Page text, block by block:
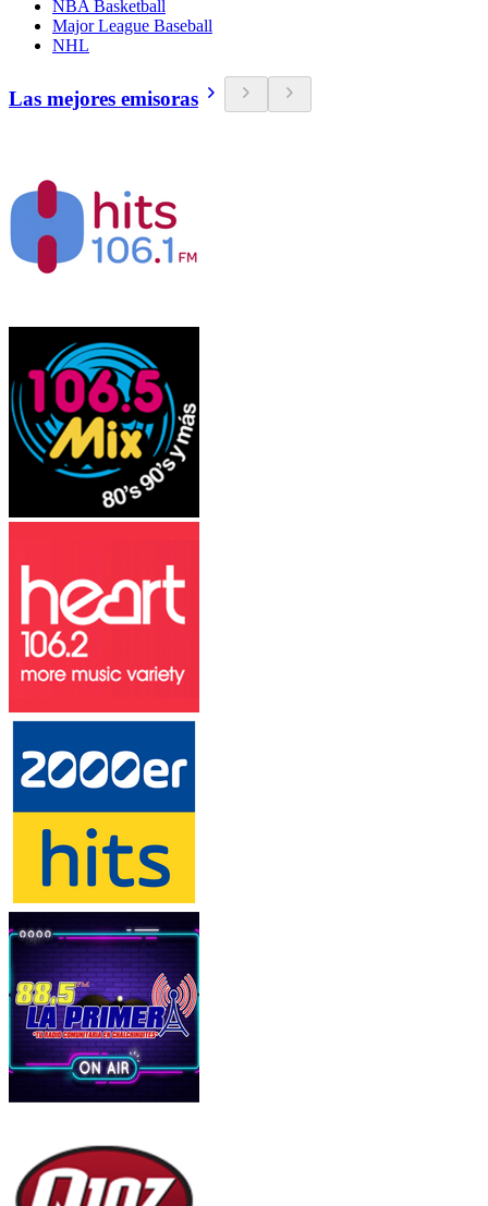
NBA Basketball
Major League Baseball
NHL
Las mejores emisoras